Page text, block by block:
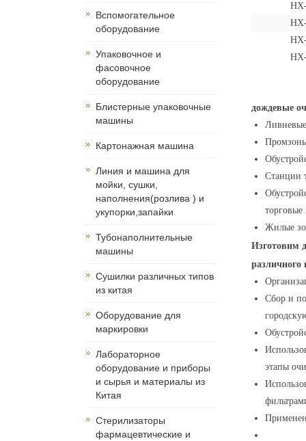
Вспомогательное
оборудование
Упаковочное и
фасовочное
оборудование
Блистерные упаковочные
машины
Картонажная машина
Линия и машина для
мойки, сушки,
наполнения(розлива ) и
укупорки,запайки
Тубонаполнительные
машины
Сушилки различных типов
из китая
Оборудование для
маркировки
Лабораторное
оборудование и приборы
и сырья и материалы из
Китая
Cтерилизаторы
фармацевтические и
дождевые
Станции
Жилые
Изготовим
различного
Сбор и
этапы